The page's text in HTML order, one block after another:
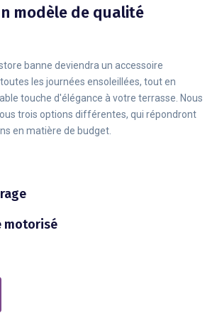
modèle de qualité
banne deviendra un accessoire
les journées ensoleillées, tout en
touche d'élégance à votre terrasse. Nous
trois options différentes, qui répondront
en matière de budget.
motorisé